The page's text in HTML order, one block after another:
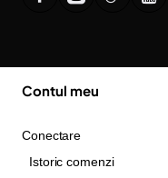
Contul meu
Conectare
Istoric comenzi